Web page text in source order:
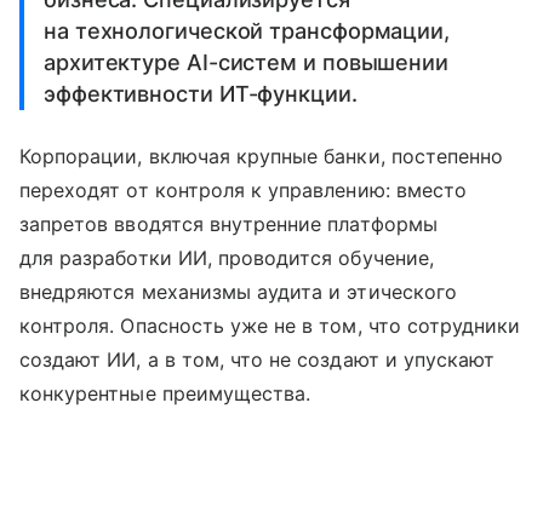
на технологической трансформации,
архитектуре AI-систем и повышении
эффективности ИТ-функции.
Корпорации, включая крупные банки, постепенно
переходят от контроля к управлению: вместо
запретов вводятся внутренние платформы
для разработки ИИ, проводится обучение,
внедряются механизмы аудита и этического
контроля. Опасность уже не в том, что сотрудники
создают ИИ, а в том, что не создают и упускают
конкурентные преимущества.